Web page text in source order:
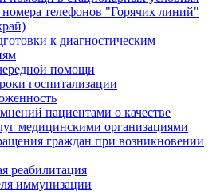
телефонов "Горячих линий"
к диагностическим
помощи
госпитализации
пациентами о качестве
медицинскими организациями
граждан при возникновении
реабилитация
иммунизации